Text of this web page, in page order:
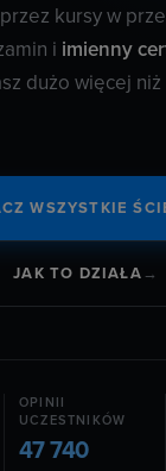
kursy w
i imienny
dużo więcej
WSZYSTKIE
JAK TO DZIAŁA →
OPINII
UCZESTNIKÓW
47 740